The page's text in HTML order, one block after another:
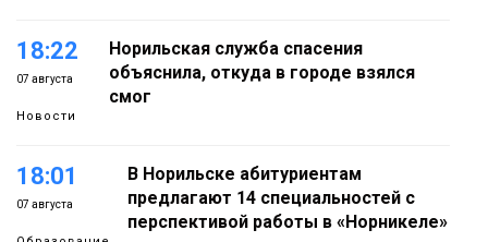
18:22
07 августа
Новости
Норильская служба спасения
объяснила, откуда в городе взялся
смог
18:01
07 августа
В Норильске абитуриентам
предлагают 14 специальностей с
перспективой работы в «Норникеле»